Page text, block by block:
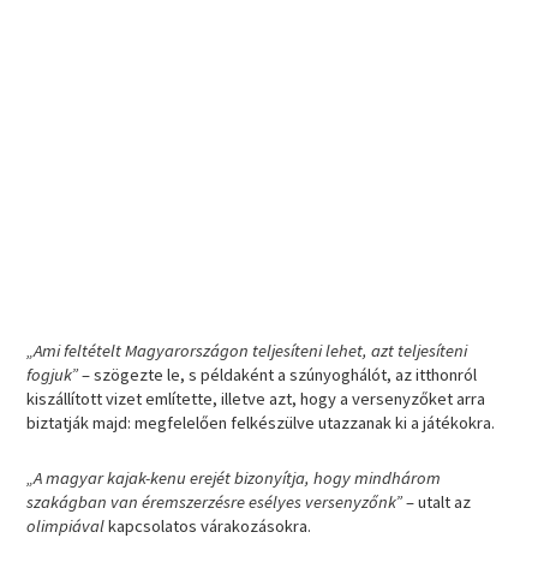
„Ami feltételt Magyarországon teljesíteni lehet, azt teljesíteni
fogjuk”– szögezte le, s példaként a szúnyoghálót, az itthonról
kiszállított vizet említette, illetve azt, hogy a versenyzőket arra
biztatják majd: megfelelően felkészülve utazzanak ki a játékokra.
„A magyar kajak-kenu erejét bizonyítja, hogy mindhárom
szakágban van éremszerzésre esélyes versenyzőnk”– utalt az
olimpiávalkapcsolatos várakozásokra.